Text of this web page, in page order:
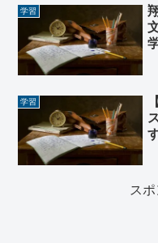
学習
学習
ス